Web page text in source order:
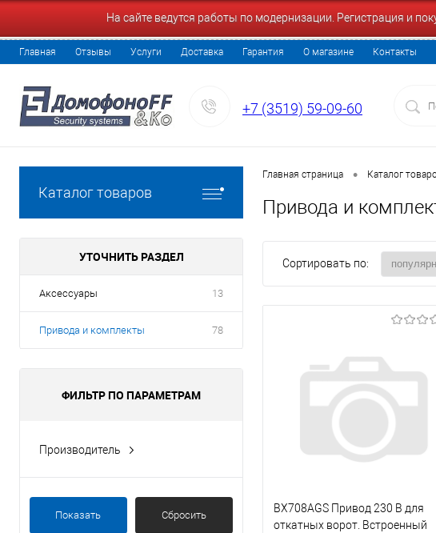
На сайте ведутся работы по модернизации. Регистрация и
Главная Отзывы Услуги Доставка Гарантия О магазине Контакты
+7 (3519) 59-09-60
Каталог товаров
УТОЧНИТЬ РАЗДЕЛ
Аксессуары 13
Привода и комплекты 78
ФИЛЬТР ПО ПАРАМЕТРАМ
Производитель
Показать Сбросить
Главная страница • Каталог
Привода и
Сортировать по:
BX708AGS Привод 230 В для
откатных ворот. Встроенный